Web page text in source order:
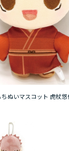
ローアカデミア』10
ジ＆ユニフォーム
世界行ったら本気
ではございますが
ぬいマスコット 虎杖悠